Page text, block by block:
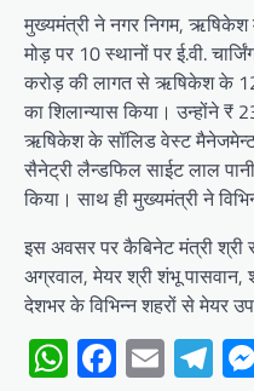
मुख्यमंत्री ने नगर निगम, ऋषिकेश
मोड़ पर 10 स्थानों पर ई.वी.
करोड़ की लागत से ऋषिकेश के 12
का शिलान्यास किया। उन्होंने ₹
ऋषिकेश के सॉलिड वेस्ट मैनेजमेन्ट
सैनेट्री लैन्डफिल साईट लाल पानी
किया। साथ ही मुख्यमंत्री ने
इस अवसर पर कैबिनेट मंत्री श्री
अग्रवाल, मेयर श्री शंभू पासवान,
देशभर के विभिन्न शहरों से मेयर
WhatsApp
Email